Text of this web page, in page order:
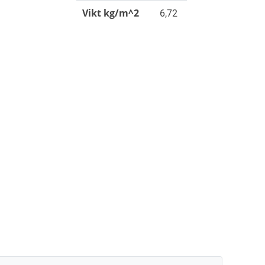
Vikt kg/m^2 6,72